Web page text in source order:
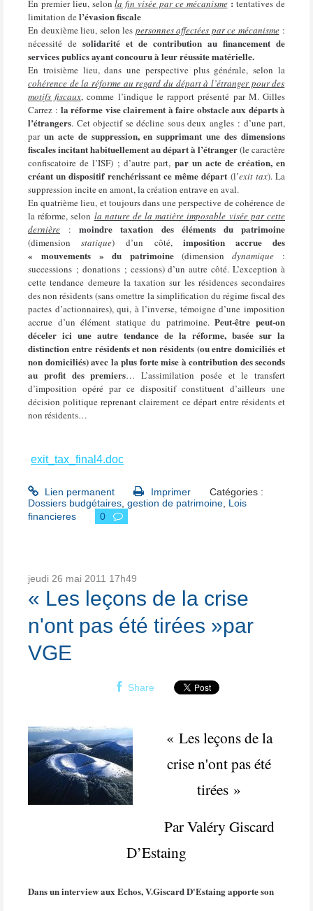
En premier lieu, selonla fin visée par ce mécanisme:tentatives de
limitation del’évasion fiscale
En deuxième lieu, selon les personnes affectées par ce mécanisme:
nécessité de solidarité et de contribution au financement de
services publics ayant concouru à leur réussite matérielle.
En troisième lieu, dans une perspective plus générale, selon la
cohérence de la réforme au regard du départ à l’étranger pour des
motifs fiscaux, comme l’indique le rapport présenté par M. Gilles
Carrez : la réforme vise clairement à faire obstacle aux départs à
l’étrangers. Cet objectif se décline sous deux angles : d’une part,
par un acte de suppression, en supprimant une des dimensions
fiscales incitant habituellement au départ à l’étranger(le caractère
confiscatoire de l’ISF) ; d’autre part, par un acte de création, en
créant un dispositif renchérissant ce même départ (l’exit tax). La
suppression incite en amont, la création entrave en aval.
En quatrième lieu, et toujours dans une perspective de cohérence de
la réforme, selon la nature de la matière imposable visée par cette
dernière :moindre taxation des éléments du patrimoine
(dimensionstatique) d’un côté, imposition accrue des
« mouvements » du patrimoine(dimension dynamique :
successions ; donations ; cessions) d’un autre côté. L’exception à
cette tendance demeure la taxation sur les résidences secondaires
des non résidents (sans omettre la simplification du régime fiscal des
pactes d’actionnaires), qui, à l’inverse, témoigne d’une imposition
accrue d’un élément statique du patrimoine.Peut-être peut-on
déceler ici une autre tendance de la réforme, basée sur la
distinction entre résidents et non résidents (ou entre domiciliés et
non domiciliés) avec la plus forte mise à contribution des seconds
au profit des premiers… L’assimilation posée et le transfert
d’imposition opéré par ce dispositif constituent d’ailleurs une
décision politique reprenant clairement ce départ entre résidents et
non résidents…
exit_tax_final4.doc
Lien permanent Imprimer
Catégories :
Dossiers budgétaires, gestion de patrimoine, Lois
financieres
0
jeudi 26 mai 2011 17h49
« Les leçons de la crise
n'ont pas été tirées »par
VGE
Share
« Les leçons de la
crise n'ont pas été
tirées »
Par Valéry Giscard
D’Estaing
Dans un interview aux Echos, V.Giscard D'Estaing apporte son